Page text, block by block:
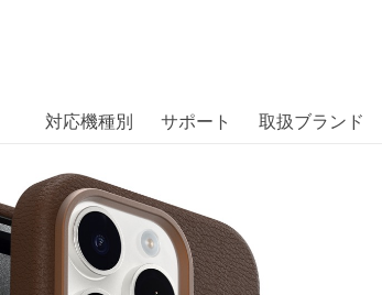
海外ブランド」をはじめ「ユニークな商品
対応機種別 サポート 取扱ブランド